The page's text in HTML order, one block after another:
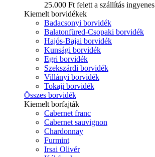
25.000 Ft felett a szállítás ingyenes
Kiemelt borvidékek
Badacsonyi borvidék
Balatonfüred-Csopaki borvidék
Hajós-Bajai borvidék
Kunsági borvidék
Egri borvidék
Szekszárdi borvidék
Villányi borvidék
Tokaji borvidék
Összes borvidék
Kiemelt borfajták
Cabernet franc
Cabernet sauvignon
Chardonnay
Furmint
Irsai Olivér